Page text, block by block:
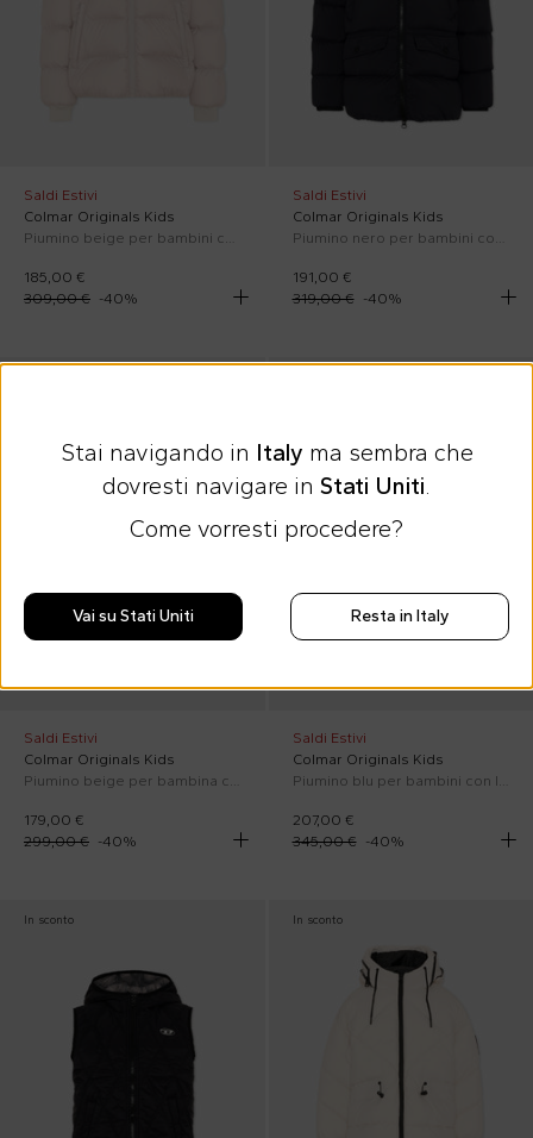
Saldi Estivi
Colmar Originals Kids
185,00 €
309,00 € -40%
Saldi Estivi
Colmar Originals Kids
191,00 €
319,00 €
-40%
Saldi Estivi
Colmar Originals Kids
Piumino beige per bambina con logo
179,00 €
299,00 € -40%
Saldi Estivi
Colmar Originals Kids
Piumino blu per bambini con logo
207,00 €
345,00 €
-40%
In sconto In sconto
Stai navigando in Italy ma sembra che
dovresti navigare in Stati Uniti
Come vorresti procedere?
Vai su Stati Uniti Resta in Italy